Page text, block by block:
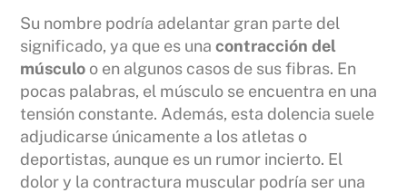
Su nombre podría adelantar gran parte del
significado, ya que es unacontracción del
músculo o en algunos casos de sus fibras. En
pocas palabras, el músculo se encuentra en una
tensión constante. Además, esta dolencia suele
adjudicarse únicamente a los atletas o
deportistas, aunque es un rumor incierto. El
dolor y la contractura muscular podría ser una